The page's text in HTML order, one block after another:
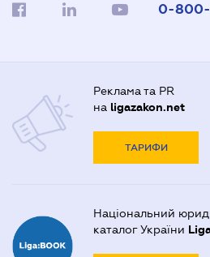
0-800-
Реклама та PR
на ligazakon.net
ТАРИФИ
Національний
каталог України